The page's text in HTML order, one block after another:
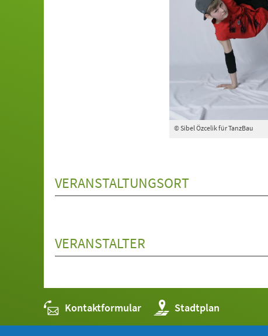
© Sibel Özcelik für TanzBau
VERANSTALTUNGSORT
VERANSTALTER
Kontaktformular Stadtplan
(Öffnet
in
einem